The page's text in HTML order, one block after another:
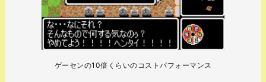
ゲーセンの10倍くらいのコストパフォーマンス